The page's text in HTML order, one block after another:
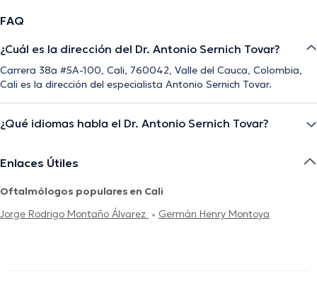
FAQ
¿Cuál es la dirección del Dr. Antonio Sernich Tovar?
Carrera 38a #5A-100, Cali, 760042, Valle del Cauca, Colombia,
Cali es la dirección del especialista Antonio Sernich Tovar.
¿Qué idiomas habla el Dr. Antonio Sernich Tovar?
Enlaces Útiles
Oftalmólogos populares en Cali
Jorge Rodrigo Montaño Álvarez
Germán Henry Montoya